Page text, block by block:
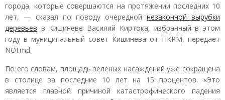
города, которые совершаются на протяжении последних 10
лет, — сказал по поводу очередной незаконной вырубки
деревьев в Кишиневе Василий Киртока, избранный в этом
году в муниципальный совет Кишинева от ПКРМ, передает
NOI.md.
По его словам, площадь зеленых насаждений уже сокращена
в столице за последние 10 лет на 15 процентов. «Это
является главной причиной катастрофического падения